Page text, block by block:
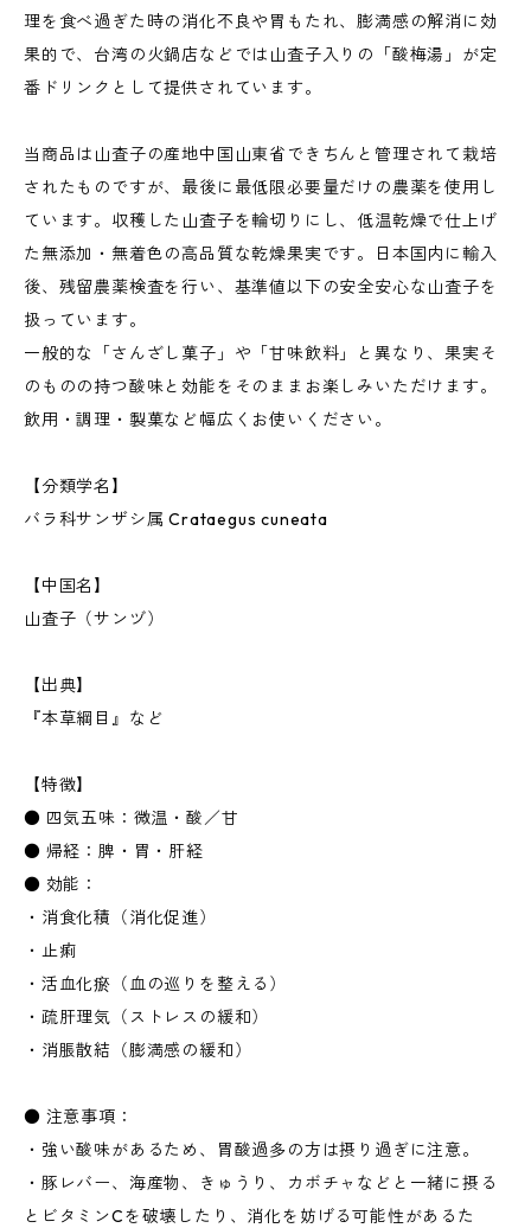
理を食べ過ぎた時の消化不良や胃もたれ、膨満感の解消に効
果的で、台湾の火鍋店などでは山査子入りの「酸梅湯」が定
番ドリンクとして提供されています。
当商品は山査子の産地中国山東省できちんと管理されて栽培
されたものですが、最後に最低限必要量だけの農薬を使用し
ています。収穫した山査子を輪切りにし、低温乾燥で仕上げ
た無添加・無着色の高品質な乾燥果実です。日本国内に輸入
後、残留農薬検査を行い、基準値以下の安全安心な山査子を
扱っています。
一般的な「さんざし菓子」や「甘味飲料」と異なり、果実そ
のものの持つ酸味と効能をそのままお楽しみいただけます。
飲用・調理・製菓など幅広くお使いください。
【分類学名】
バラ科サンザシ属 Crataegus cuneata
【中国名】
山査子（サンヅ）
【出典】
『本草綱目』など
【特徴】
● 四気五味：微温・酸／甘
● 帰経：脾・胃・肝経
● 効能：
・消食化積（消化促進）
・止痢
・活血化瘀（血の巡りを整える）
・疏肝理気（ストレスの緩和）
・消脹散結（膨満感の緩和）
● 注意事項：
・強い酸味があるため、胃酸過多の方は摂り過ぎに注意。
・豚レバー、海産物、きゅうり、カボチャなどと一緒に摂る
とビタミンCを破壊したり、消化を妨げる可能性があるた